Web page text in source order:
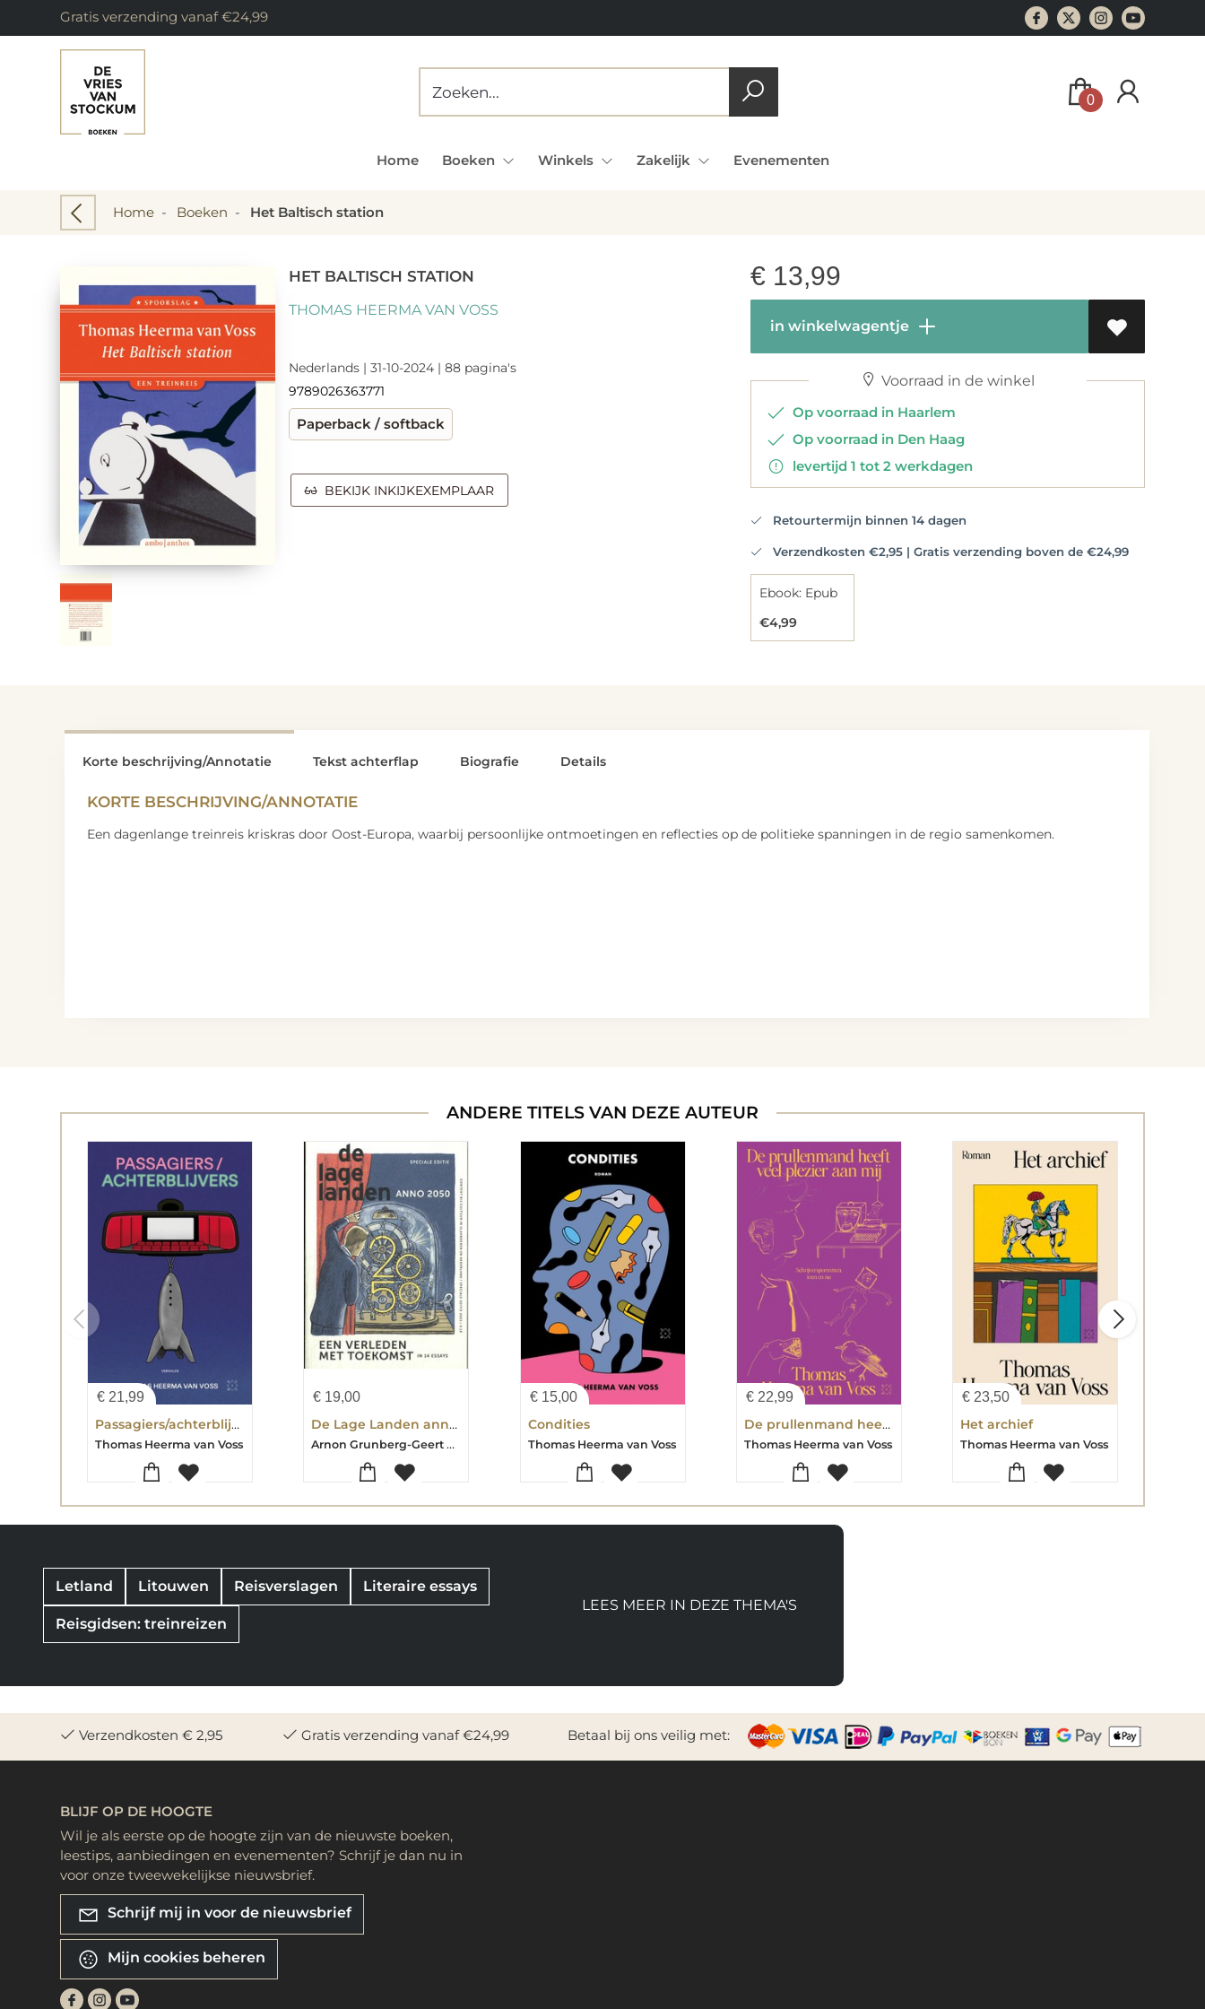
Gratis verzending vanaf €24,99
0
Home Boeken Winkels Zakelijk Evenementen
Home - Boeken - Het Baltisch station
HET BALTISCH STATION
THOMAS HEERMA VAN VOSS
Nederlands | 31-10-2024 | 88 pagina's
9789026363771
Paperback / softback
BEKIJK INKIJKEXEMPLAAR
€ 13,99
in winkelwagentje
Voorraad in de winkel
Op voorraad in Haarlem
Op voorraad in Den Haag
levertijd 1 tot 2 werkdagen
Retourtermijn binnen 14 dagen
Verzendkosten €2,95 | Gratis verzending boven de €24,99
Ebook: Epub
€4,99
Korte beschrijving/Annotatie
KORTE BESCHRIJVING/ANNOTATIE
Een dagenlange treinreis kriskras door Oost-Europa, waarbij persoonlijke ontmoetingen en reflecties op de politieke spanningen in de regio samenkomen.
Tekst achterflap Biografie Details
ANDERE TITELS VAN DEZE AUTEUR
€ 21,99
Passagiers/achterblijvers
Thomas Heerma van Voss
€ 19,00
De Lage Landen anno 2050
Arnon Grunberg-Geert Buelens-Hind Fraihi-Alicsja Gecsinska-Thomas Heerma van Voss-Lotte Jensen-Marten Van der Meulen-Paul Verhaeghe-Nina Weijers
€15,00
Condities
Thomas Heerma van Voss
€22,99
De prullenmand heeft veel plezier aan mij
Thomas Heerma van Voss
€ 23,50
Het archief
Thomas Heerma van Voss
Letland Litouwen Reisverslagen Literaire essays
Reisgidsen: treinreizen
LEES MEER IN DEZE THEMA'S
Verzendkosten € 2,95 Gratis verzending vanaf €24,99 Betaal bij ons veilig met:
BLIJF OP DE HOOGTE
Wil je als eerste op de hoogte zijn van de nieuwste boeken,
leestips, aanbiedingen en evenementen? Schrijf je dan nu in
voor onze tweewekelijkse nieuwsbrief.
Schrijf mij in voor de nieuwsbrief
Mijn cookies beheren